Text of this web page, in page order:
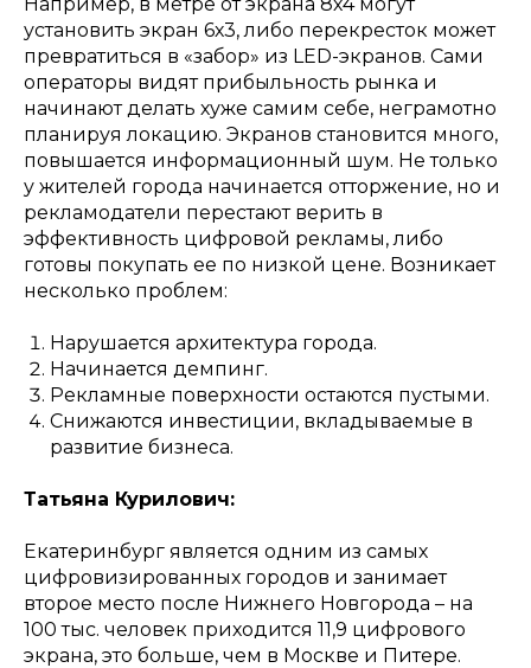
установить экран 6х3, либо перекресток может
превратиться в «забор» из LED-экранов. Сами
операторы видят прибыльность рынка и
начинают делать хуже самим себе, неграмотно
планируя локацию. Экранов становится много,
повышается информационный шум. Не только
у жителей города начинается отторжение, но и
рекламодатели перестают верить в
эффективность цифровой рекламы, либо
готовы покупать ее по низкой цене. Возникает
несколько проблем:
Нарушается архитектура города.
Начинается демпинг.
Рекламные поверхности остаются пустыми.
Снижаются инвестиции, вкладываемые в
развитие бизнеса.
Татьяна Курилович:
Екатеринбург является одним из самых
цифровизированных городов и занимает
второе место после Нижнего Новгорода – на
100 тыс. человек приходится 11,9 цифрового
экрана, это больше, чем в Москве и Питере.